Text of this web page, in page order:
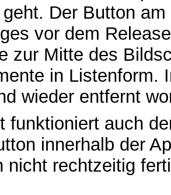
Der Button
vor dem
zur Mitte des
in Listenform.
wieder entfernt
funktioniert auch
innerhalb der
nicht rechtzeitig